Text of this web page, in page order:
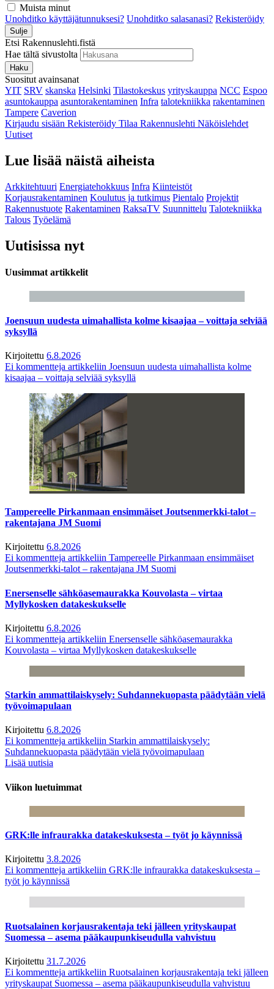
Muista minut
Unohditko käyttäjätunnuksesi? Unohditko salasanasi? Rekisteröidy
Sulje
Etsi Rakennuslehti.fistä
Hae tältä sivustolta
Haku
Suositut avainsanat
YIT SRV skanska Helsinki Tilastokeskus yrityskauppa NCC Espoo
asuntokauppa asuntorakentaminen Infra talotekniikka rakentaminen
Tampere Caverion
Kirjaudu sisään Rekisteröidy Tilaa Rakennuslehti Näköislehdet
Uutiset
Lue lisää näistä aiheista
Arkkitehtuuri Energiatehokkuus Infra Kiinteistöt
Korjausrakentaminen Koulutus ja tutkimus Pientalo Projektit
Rakennustuote Rakentaminen RaksaTV Suunnittelu Talotekniikka
Talous Työelämä
Uutisissa nyt
Uusimmat artikkelit
Joensuun uudesta uimahallista kolme kisaajaa – voittaja selviää
syksyllä
Kirjoitettu 6.8.2026
Ei kommentteja artikkeliin Joensuun uudesta uimahallista kolme
kisaajaa – voittaja selviää syksyllä
Tampereelle Pirkanmaan ensimmäiset Joutsenmerkki-talot –
rakentajana JM Suomi
Kirjoitettu 6.8.2026
Ei kommentteja artikkeliin Tampereelle Pirkanmaan ensimmäiset
Joutsenmerkki-talot – rakentajana JM Suomi
Enersenselle sähköasemaurakka Kouvolasta – virtaa
Myllykosken datakeskukselle
Kirjoitettu 6.8.2026
Ei kommentteja artikkeliin Enersenselle sähköasemaurakka
Kouvolasta – virtaa Myllykosken datakeskukselle
Starkin ammattilaiskysely: Suhdannekuopasta päädytään vielä
työvoimapulaan
Kirjoitettu 6.8.2026
Ei kommentteja artikkeliin Starkin ammattilaiskysely:
Suhdannekuopasta päädytään vielä työvoimapulaan
Lisää uutisia
Viikon luetuimmat
GRK:lle infraurakka datakeskuksesta – työt jo käynnissä
Kirjoitettu 3.8.2026
Ei kommentteja artikkeliin GRK:lle infraurakka datakeskuksesta –
työt jo käynnissä
Ruotsalainen korjausrakentaja teki jälleen yrityskaupat
Suomessa – asema pääkaupunkiseudulla vahvistuu
Kirjoitettu 31.7.2026
Ei kommentteja artikkeliin Ruotsalainen korjausrakentaja teki jälleen
yrityskaupat Suomessa – asema pääkaupunkiseudulla vahvistuu